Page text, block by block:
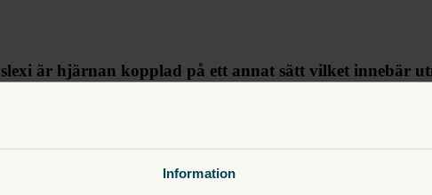
Information
är hjärnan kopplad på ett annat sätt vilket innebär
visar att dessa kopplingar medför många styrkor och fördelar. Bland
är mycket duktiga på att se och förstå sammanhang och på att
att för den sakens skull negligera utmaningarna med dyslexi. Men om
sig med sina svårigheter.